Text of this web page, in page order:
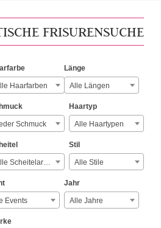
FRISURENSUCHE
Haarfarben
Länge
Alle Längen
Schmuck
Haartyp
Alle Haartypen
Alle Scheitelarten
Stil
Alle Stile
Events
Jahr
Alle Jahre